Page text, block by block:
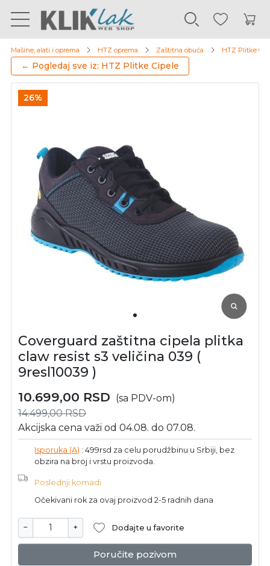
Mašine, alati i oprema HTZ oprema Zaštitna obuća HTZ Plitke
← Pogledaj sve iz: HTZ Plitke Cipele
26%
Coverguard zaštitna cipela plitka
claw resist s3 veličina 039 (
9resl10039 )
10.699,00 RSD (sa PDV-om)
14.499,00RSD
Akcijska cena važi od 04.08. do 07.08.
Isporuka (A) : 499rsd za celu porudžbinu u Srbiji, bez
obzira na broj i vrstu proizvoda.
Poslednji komadi
Očekivani rok za ovaj proizvod 2-5 radnih dana
− + Dodajte u favorite
Poručite pozivom